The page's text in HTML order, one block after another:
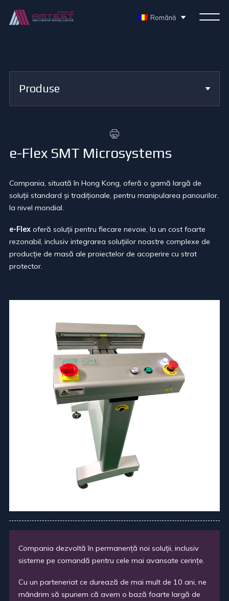
Română
Produse
e-Flex SMT Microsystems
Compania, situată în Hong Kong, oferă o gamă largă de
soluții standard și tradiționale, pentru manipularea panourilor,
la nivel mondial.
e-Flex oferă soluții pentru fiecare nevoie, la un cost foarte
rezonabil, inclusiv integrarea soluțiilor noastre complexe de
producție de masă ale proiectelor de acoperire cu strat
protector.
Compania dezvoltă în permanență noi soluții, inclusiv
sisteme pe comandă pentru cele mai avansate cerințe.
Cu un parteneriat ce durează de mai mult de 10 ani, ne
mândrim să spunem că avem o bază foarte largă de